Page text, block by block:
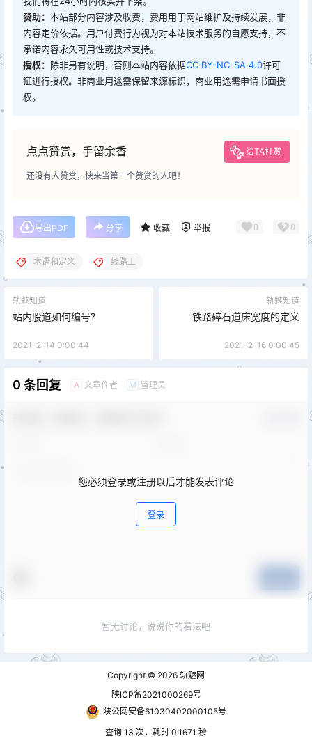
赞助： 本站部分内容涉及收费，费用用于网站维护及持续发展，非
内容定价依据。用户付费行为视为对本站技术服务的自愿支持，不
承诺内容永久可用性或技术支持。
授权： 除非另有说明，否则本站内容依据CC BY-NC-SA 4.0许可
证进行授权。非商业用途需保留来源标识，商业用途需申请书面授
权。
点点赞赏，手留余香 给TA打赏
还没有人赞赏，快来当第一个赞赏的人吧！
导出PDF 分享 收藏 举报 0 0
术语和定义 线路工
轨魅知道
站内股道如何编号?
2021-2-14 0:00:44
轨魅知道
铁路碎石道床宽度的定义
2021-2-16 0:00:45
0 条回复 A 文章作者 M 管理员
您必须登录或注册以后才能发表评论
登录
暂无讨论，说说你的看法吧
Copyright © 2026 轨魅网
陕ICP备2021000269号
陕公网安备61030402000105号
查询 13 次，耗时 0.1671 秒